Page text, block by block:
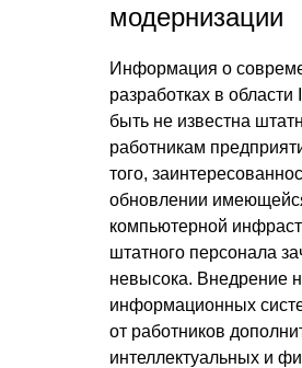
модернизации
Информация о
разработках в области
быть не известна
работникам
того,
обновлении
компьютерной
штатного персонала
невысока. Внедрение
информационных
от работников
интеллектуальных и